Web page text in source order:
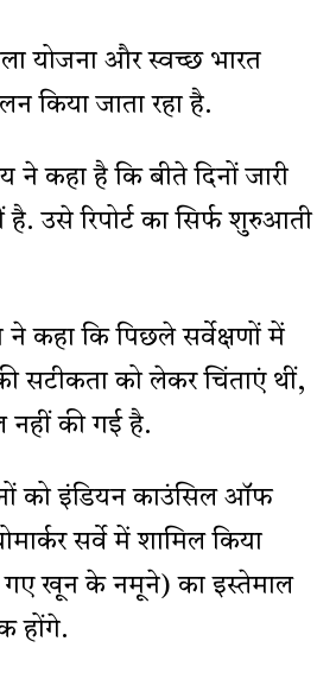
योजना और स्वच्छ भारत
किया जाता रहा है.
ने कहा है कि बीते दिनों जारी
उसे रिपोर्ट का सिर्फ शुरुआती
ने कहा कि पिछले सर्वेक्षणों में
सटीकता को लेकर चिंताएं थीं,
नहीं की गई है.
को इंडियन काउंसिल ऑफ
सर्वे में शामिल किया
गए खून के नमूने) का इस्तेमाल
होंगे.